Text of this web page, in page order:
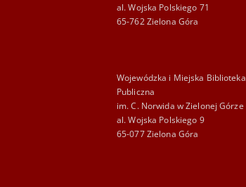
al. Wojska Polskiego 71
65-762 Zielona Góra
Wojewódzka i Miejska Biblioteka
Publiczna
im. C. Norwida w Zielonej Górze
al. Wojska Polskiego 9
65-077 Zielona Góra